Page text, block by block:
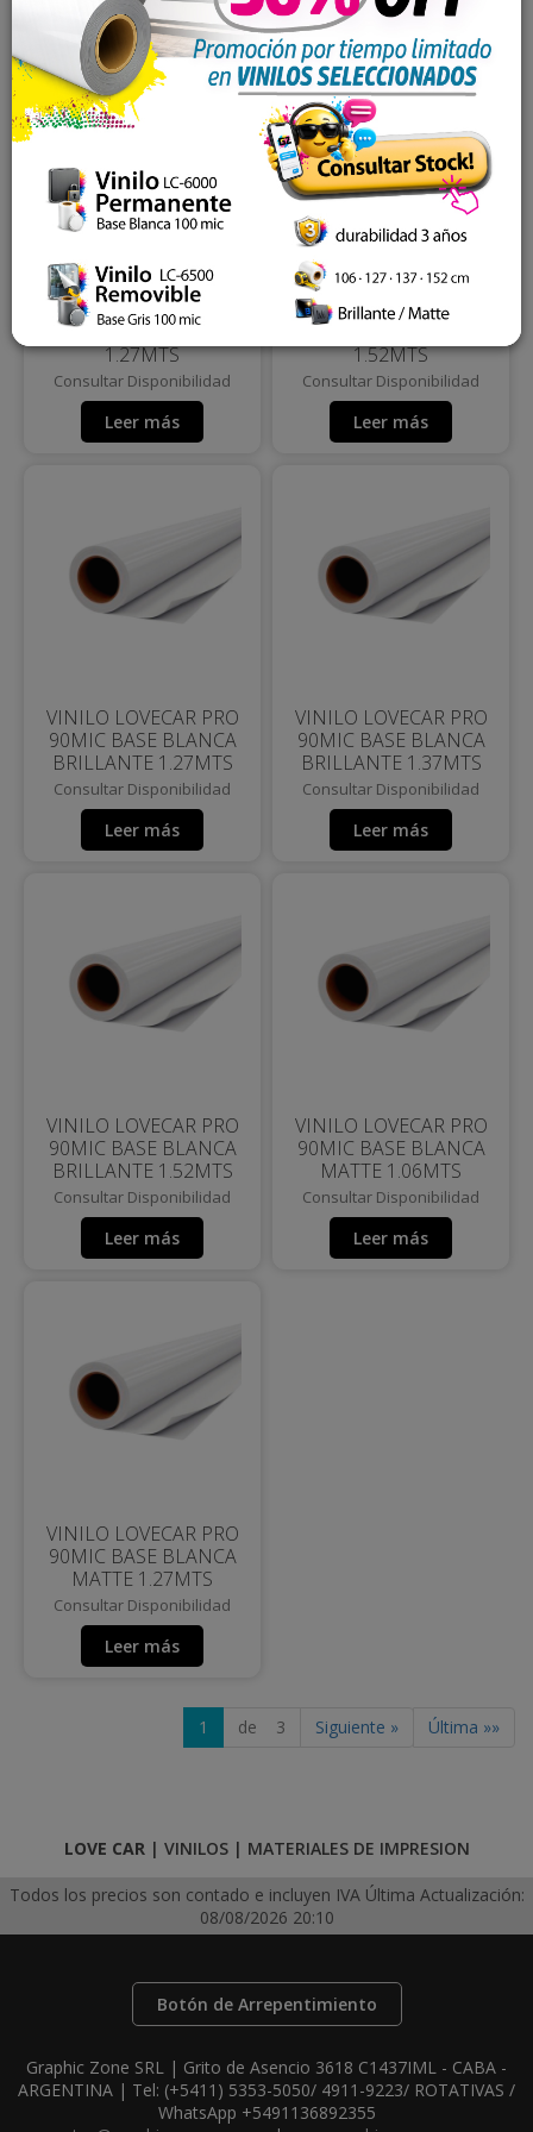
VINILO LOVECAR
ESMERILADO FROSTED
80MIC 120GR LINER,
1.27MTS
Consultar Disponibilidad
Leer más
VINILO LOVECAR
ESMERILADO FROSTED
80MIC 120GR LINER,
1.52MTS
Consultar Disponibilidad
Leer más
VINILO LOVECAR PRO
90MIC BASE BLANCA
BRILLANTE 1.27MTS
Consultar Disponibilidad
Leer más
VINILO LOVECAR PRO
90MIC BASE BLANCA
BRILLANTE 1.37MTS
Consultar Disponibilidad
Leer más
VINILO LOVECAR PRO
90MIC BASE BLANCA
BRILLANTE 1.52MTS
Consultar Disponibilidad
Leer más
VINILO LOVECAR PRO
90MIC BASE BLANCA
MATTE 1.06MTS
Consultar Disponibilidad
Leer más
VINILO LOVECAR PRO
90MIC BASE BLANCA
MATTE 1.27MTS
Consultar Disponibilidad
Leer más
1 de 3 Siguiente » Última »»
LOVE CAR| VINILOS| MATERIALES DE IMPRESION
Todos los precios son contado e incluyen IVA Última Actualización:
08/08/2026 20:10
Botón de Arrepentimiento
Graphic Zone SRL | Grito de Asencio 3618 C1437IML - CABA -
ARGENTINA | Tel: (+5411) 5353-5050/ 4911-9223/ ROTATIVAS /
WhatsApp +5491136892355